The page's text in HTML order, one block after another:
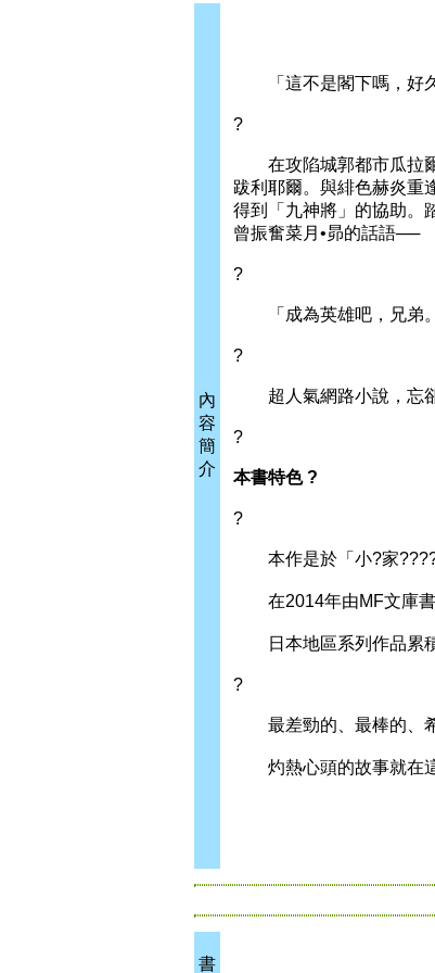
內
容
簡
介
「這不是閣下嗎，好久
?
在攻陷城郭都市瓜拉爾
跋利耶爾。與緋色赫炎重
得到「九神將」的協助。
曾振奮菜月•昴的話語──
?
「成為英雄吧，兄弟。
?
超人氣網路小說，忘卻
?
本書特色 ?
?
本作是於「小?家????
在2014年由MF文庫書
日本地區系列作品累積
?
最差勁的、最棒的、希
灼熱心頭的故事就在
書